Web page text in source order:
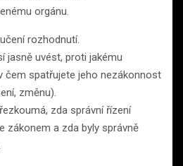
orgánu.
rozhodnutí.
jasně uvést, proti jakému
čem spatřujete jeho nezákonnost
změnu).
zda správní řízení
zákonem a zda byly správně